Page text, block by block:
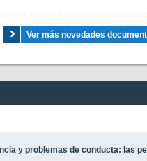
Ver más novedades
y problemas de conducta: las